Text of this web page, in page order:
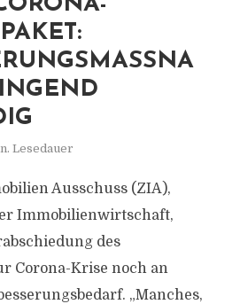
N
Lesedauer
Ausschuss (ZIA),
Immobilienwirtschaft,
des
Corona-Krise noch an
„Manches,